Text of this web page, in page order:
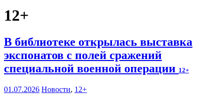
12+
В библиотеке открылась выставка
экспонатов с полей сражений
специальной военной операции 12+
01.07.2026 Новости, 12+